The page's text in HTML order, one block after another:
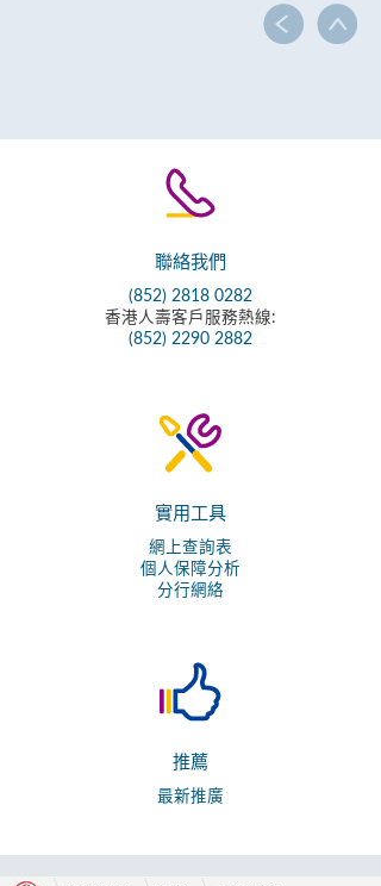
聯絡我們
(852) 2818 0282
香港人壽客戶服務熱線:
(852) 2290 2882
實用工具
網上查詢表
個人保障分析
分行網絡
推薦
最新推廣